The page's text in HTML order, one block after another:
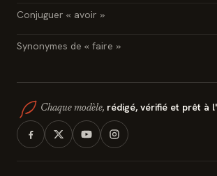
Conjuguer « avoir »
Synonymes de « faire »
Chaque modèle, rédigé, vérifié et prêt à